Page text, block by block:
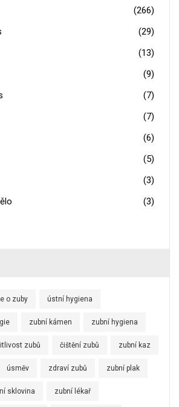
(266)
(29)
(13)
(9)
(7)
(7)
(6)
(5)
(3)
(3)
o zuby ústní hygiena
zubní kámen zubní hygiena
zubů čištění zubů zubní kaz
úsměv zdraví zubů zubní plak
sklovina zubní lékař